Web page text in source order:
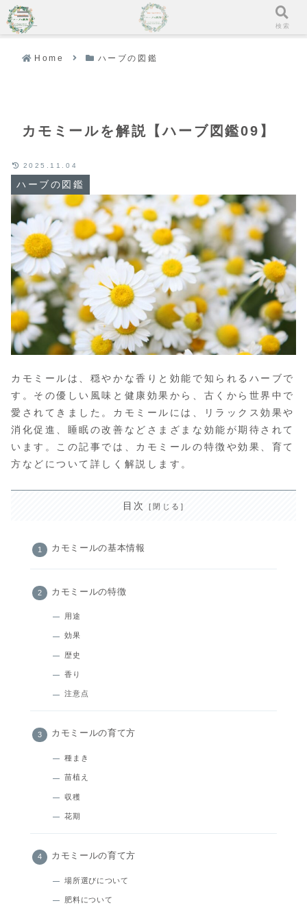
Home ハーブの図鑑
カモミールを解説【ハーブ図鑑09】
ハーブの図鑑
2025.11.04
カモミールは、穏やかな香りと効能で知られるハーブで
す。その優しい風味と健康効果から、古くから世界中で
愛されてきました。カモミールには、リラックス効果や
消化促進、睡眠の改善などさまざまな効能が期待されて
います。この記事では、カモミールの特徴や効果、育て
方などについて詳しく解説します。
目次
カモミールの基本情報
カモミールの特徴
用途
効果
歴史
香り
注意点
カモミールの育て方
種まき
苗植え
収穫
花期
カモミールの育て方
場所選びについて
肥料について
メニュー 検索